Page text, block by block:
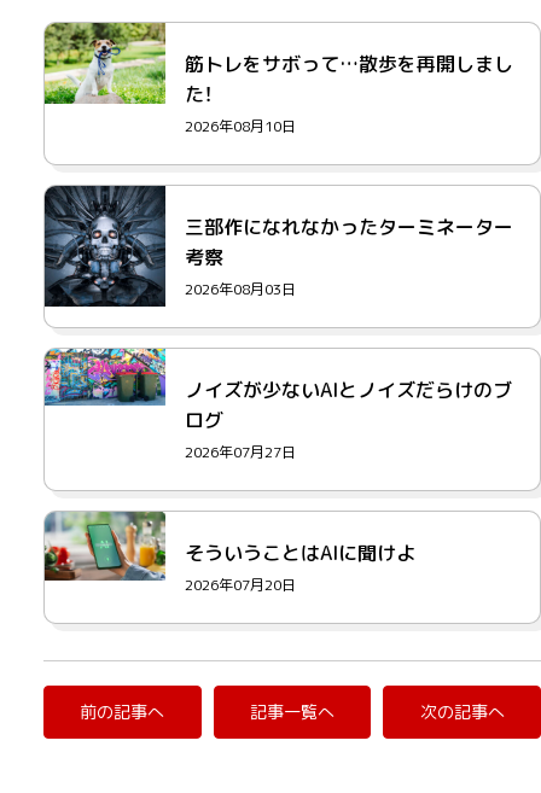
筋トレをサボって…散歩を再開しまし
た！
2026年08月10日
三部作になれなかったターミネーター
考察
2026年08月03日
ノイズが少ないAIとノイズだらけのブ
ログ
2026年07月27日
そういうことはAIに聞けよ
2026年07月20日
前の記事へ 記事一覧へ 次の記事へ